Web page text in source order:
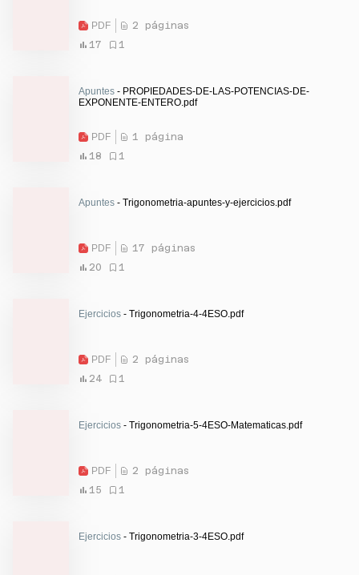
PDF
2 páginas
17
1
Apuntes - PROPIEDADES-DE-LAS-POTENCIAS-DE-
EXPONENTE-ENTERO.pdf
PDF
1 página
18
1
Apuntes - Trigonometria-apuntes-y-ejercicios.pdf
PDF
17 páginas
20
1
Ejercicios - Trigonometria-4-4ESO.pdf
PDF
2 páginas
24
1
Ejercicios - Trigonometria-5-4ESO-Matematicas.pdf
PDF
2 páginas
15
1
Ejercicios - Trigonometria-3-4ESO.pdf